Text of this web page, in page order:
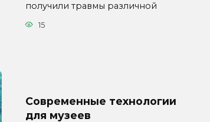
получили травмы различной
15
Современные технологии
для музеев